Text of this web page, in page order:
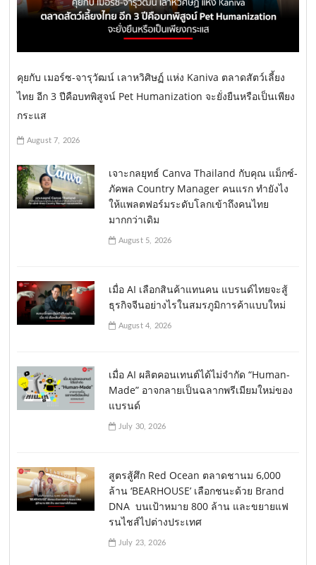
คุยกับ เมอร์ซ-จารุวัฒน์ เลาหวิศิษฏ์ แห่ง Kaniva ตลาดสัตว์เลี้ยง
ไทย อีก 3 ปีคือบทพิสูจน์ Pet Humanization จะยั่งยืนหรือเป็นเพียง
กระแส
August 7, 2026
เจาะกลยุทธ์ Canva Thailand กับคุณ แม็กซ์-
ภัคพล Country Manager คนแรก ทำยังไง
ให้แพลตฟอร์มระดับโลกเข้าถึงคนไทย
มากกว่าเดิม
August 5, 2026
เมื่อ AI เลือกสินค้าแทนคน แบรนด์ไทยจะสู้
ธุรกิจจีนอย่างไรในสมรภูมิการค้าแบบใหม่
August 4, 2026
เมื่อ AI ผลิตคอนเทนต์ได้ไม่จำกัด “Human-
Made” อาจกลายเป็นฉลากพรีเมียมใหม่ของ
แบรนด์
July 30, 2026
สูตรสู้ศึก Red Ocean ตลาดชานม 6,000
ล้าน ‘BEARHOUSE’ เลือกชนะด้วย Brand
DNA บนเป้าหมาย 800 ล้าน และขยายแฟ
รนไชส์ไปต่างประเทศ
July 23, 2026